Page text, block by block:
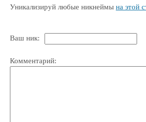
Уникализируй любые никнеймы на этой
Ваш ник:
Комментарий: